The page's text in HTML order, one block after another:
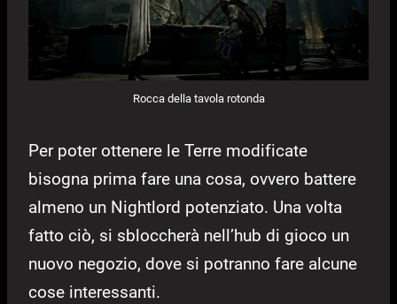
Rocca della tavola rotonda
Per poter ottenere le Terre modificate
bisogna prima fare una cosa, ovvero battere
almeno un Nightlord potenziato. Una volta
fatto ciò, si sbloccherà nell’hub di gioco un
nuovo negozio, dove si potranno fare alcune
cose interessanti.